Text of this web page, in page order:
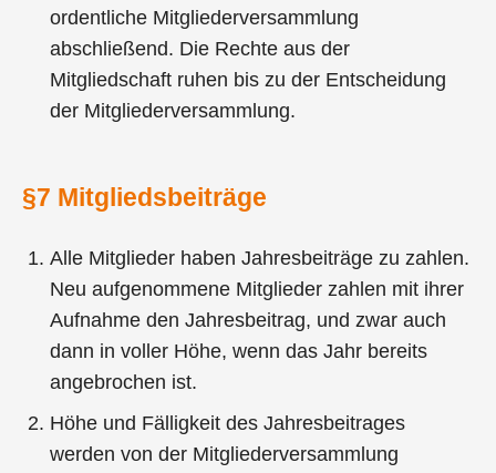
ordentliche Mitgliederversammlung
abschließend. Die Rechte aus der
Mitgliedschaft ruhen bis zu der Entscheidung
der Mitgliederversammlung.
§7 Mitgliedsbeiträge
Alle Mitglieder haben Jahresbeiträge zu zahlen.
Neu aufgenommene Mitglieder zahlen mit ihrer
Aufnahme den Jahresbeitrag, und zwar auch
dann in voller Höhe, wenn das Jahr bereits
angebrochen ist.
Höhe und Fälligkeit des Jahresbeitrages
werden von der Mitgliederversammlung